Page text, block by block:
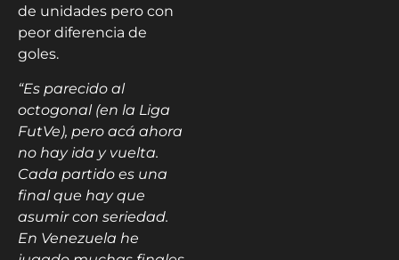
de unidades pero con
peor diferencia de
goles.
“Es parecido al
octogonal (en la Liga
FutVe), pero acá ahora
no hay ida y vuelta.
Cada partido es una
final que hay que
asumir con seriedad.
En Venezuela he